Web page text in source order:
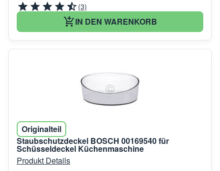
(3)
IN DEN WARENKORB
Originalteil
Staubschutzdeckel BOSCH 00169540 für
Schüsseldeckel Küchenmaschine
Produkt Details